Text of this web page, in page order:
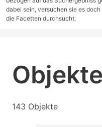
dabei sein, versuchen sie es
die Facetten durchsucht.
Objekte
143 Objekte